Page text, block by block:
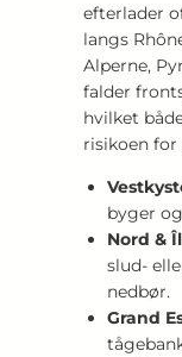
efterlader
langs
Alperne,
falder
hvilket
risikoen for
byger
Nord &
slud-
nedbør.
Grand